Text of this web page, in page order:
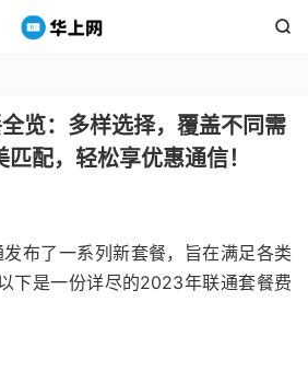

览：多样选择，覆盖不同需
配，轻松享优惠通信！
布了一系列新套餐，旨在满足各类
下是一份详尽的2023年联通套餐费